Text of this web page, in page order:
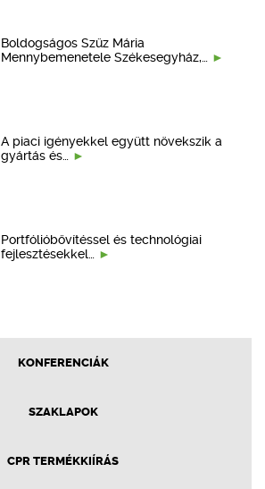
Boldogságos Szűz Mária
Mennybemenetele Székesegyház,…
A piaci igényekkel együtt növekszik a
gyártás és…
Portfólióbővítéssel és technológiai
fejlesztésekkel…
KONFERENCIÁK
SZAKLAPOK
CPR TERMÉKKIÍRÁS